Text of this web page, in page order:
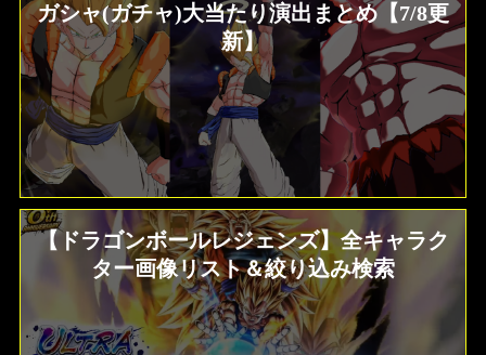
ガシャ(ガチャ)大当たり演出まとめ【7/8更
新】
【ドラゴンボールレジェンズ】全キャラク
ター画像リスト＆絞り込み検索